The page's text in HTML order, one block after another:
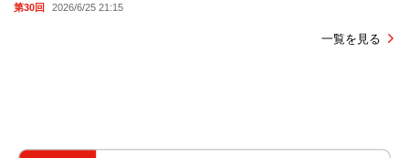
第30回 2026/6/25 21:15
一覧を見る